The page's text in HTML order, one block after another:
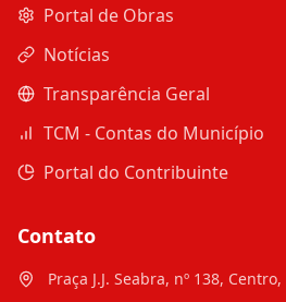
Portal de Obras
Notícias
Transparência Geral
TCM - Contas do Município
Portal do Contribuinte
Contato
Praça J.J. Seabra, nº 138,